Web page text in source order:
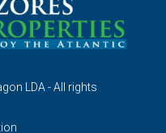
LDA - All rights